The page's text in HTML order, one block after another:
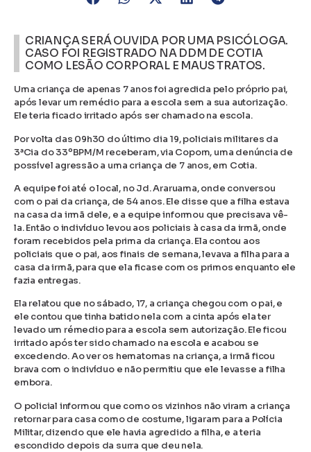
CRIANÇA SERÁ OUVIDA POR UMA PSICÓLOGA.
CASO FOI REGISTRADO NA DDM DE COTIA
COMO LESÃO CORPORAL E MAUS TRATOS.
Uma criança de apenas 7 anos foi agredida pelo próprio pai,
após levar um remédio para a escola sem a sua autorização.
Ele teria ficado irritado após ser chamado na escola.
Por volta das 09h30 do último dia 19, policiais militares da
3ªCia do 33ºBPM/M receberam, via Copom, uma denúncia de
possível agressão a uma criança de 7 anos, em Cotia.
A equipe foi até o local, no Jd. Araruama, onde conversou
com o pai da criança, de 54 anos. Ele disse que a filha estava
na casa da irmã dele, e a equipe informou que precisava vê-
la. Então o indivíduo levou aos policiais à casa da irmã, onde
foram recebidos pela prima da criança. Ela contou aos
policiais que o pai, aos finais de semana, levava a filha para a
casa da irmã, para que ela ficase com os primos enquanto ele
fazia entregas.
Ela relatou que no sábado, 17, a criança chegou com o pai, e
ele contou que tinha batido nela com a cinta após ela ter
levado um rémedio para a escola sem autorização. Ele ficou
irritado após ter sido chamado na escola e acabou se
excedendo. Ao ver os hematomas na criança, a irmã ficou
brava com o indivíduo e não permitiu que ele levasse a filha
embora.
O policial informou que como os vizinhos não viram a criança
retornar para casa como de costume, ligaram para a Polícia
Militar, dizendo que ele havia agredido a filha, e a teria
escondido depois da surra que deu nela.